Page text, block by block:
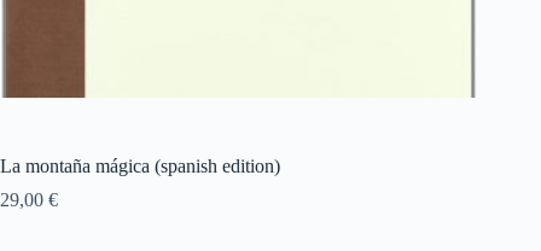
La montaña mágica (spanish edition)
29,00 €